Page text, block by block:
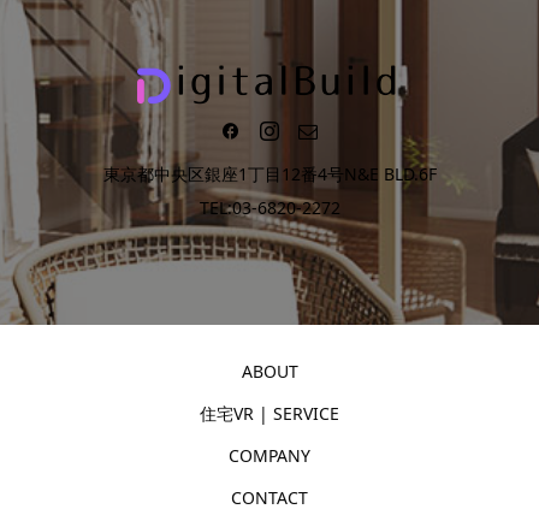
討を加速
東京都中央区銀座1丁目12番4号N&E BLD.6F
TEL:03-6820-2272
ABOUT
住宅VR | SERVICE
COMPANY
CONTACT